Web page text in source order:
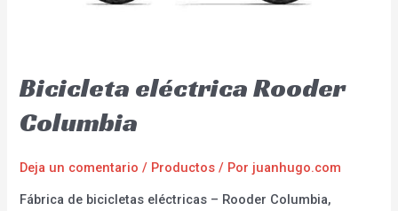
Bicicleta eléctrica Rooder
Columbia
Deja un comentario / Productos / Por juanhugo.com
Fábrica de bicicletas eléctricas – Rooder Columbia,